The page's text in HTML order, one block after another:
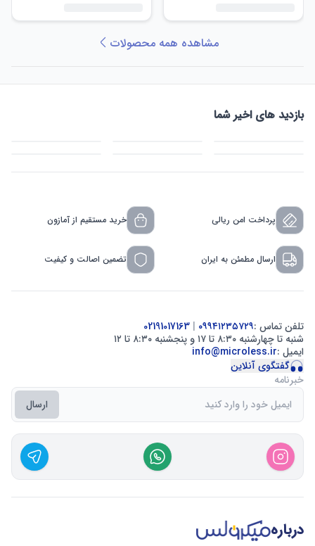
مشاهده همه محصولات
بازدید های اخیر شما
پرداخت امن ریالی خرید مستقیم از آمازون
ارسال مطمئن به ایران تضمین اصالت و کیفیت
تلفن تماس :۰۹۹۴۱۲۳۵۷۲۹ |
شنبه تا چهارشنبه ۸:۳۰ تا ۱۷ و پنجشنبه ۸:۳۰ تا ۱۲
ایمیل :info@microless.ir
گفتگوی آنلاین
خبرنامه
ارسال
درباره